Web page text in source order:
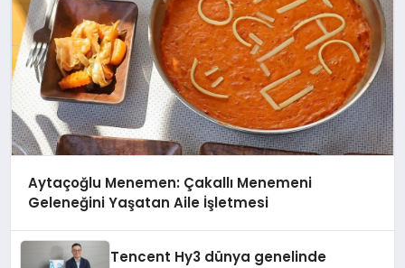
Aytaçoğlu Menemen: Çakallı Menemeni
Geleneğini Yaşatan Aile İşletmesi
Tencent Hy3 dünya genelinde